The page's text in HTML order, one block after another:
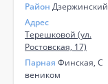
Район Дзержинский
Адрес
Терешковой (ул.
Ростовская, 17)
Парная Финская, С
веником